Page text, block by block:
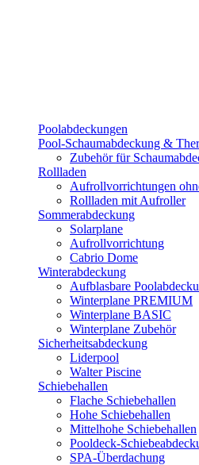
Poolabdeckungen
Pool-Schaumabdeckung &
Zubehör für
Rollladen
Aufrollvorrichtungen
Rollladen mit Aufroller
Sommerabdeckung
Solarplane
Aufrollvorrichtung
Cabrio Dome
Winterabdeckung
Aufblasbare
Winterplane PREMIUM
Winterplane BASIC
Winterplane Zubehör
Sicherheitsabdeckung
Liderpool
Walter Piscine
Schiebehallen
Flache Schiebehallen
Hohe Schiebehallen
Mittelhohe Schiebehallen
Pooldeck-
SPA-Überdachung